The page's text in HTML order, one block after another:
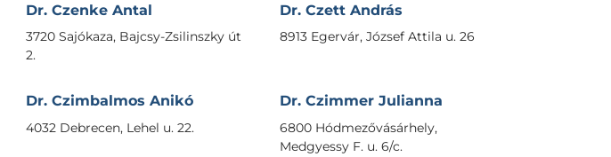
Dr. Czenke Antal
3720 Sajókaza, Bajcsy-Zsilinszky út
2.
Dr. Czett András
8913 Egervár, József Attila u. 26
Dr. Czimbalmos Anikó
4032 Debrecen, Lehel u. 22.
Dr. Czimmer Julianna
6800 Hódmezővásárhely,
Medgyessy F. u. 6/c.